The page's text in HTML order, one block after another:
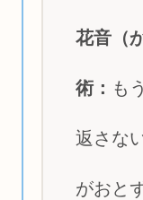
花音（
術： も
返さな
がおと